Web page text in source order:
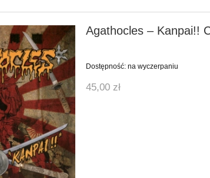
do koszyka
Agathocles ‎– Kanpai!!
Dostępność: na wyczerpaniu
45,00 zł